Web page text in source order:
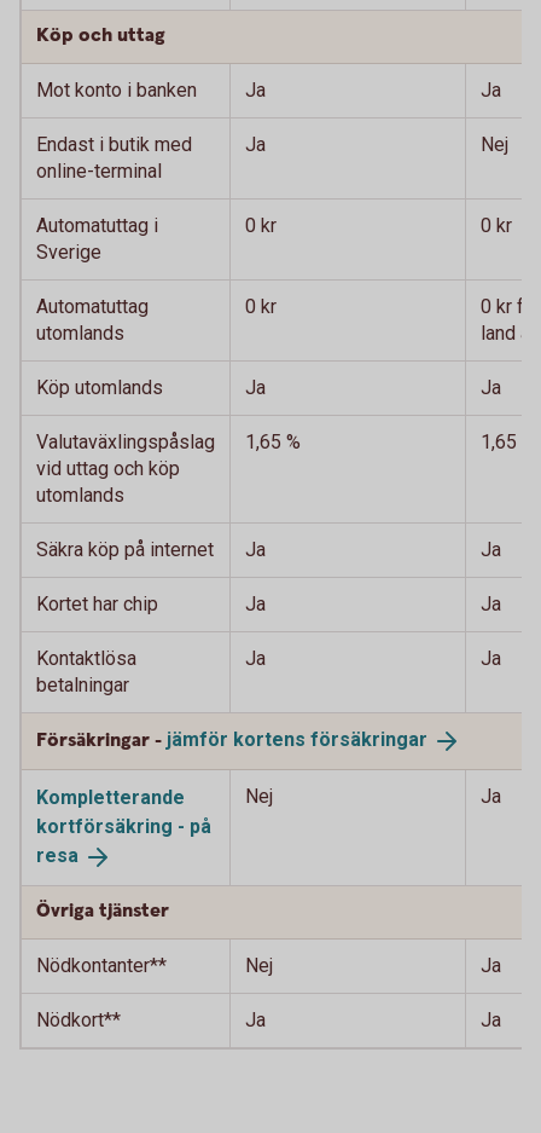
Köp och uttag
Mot konto i banken Ja Ja
Endast i butik med
online-terminal
Ja Nej
Automatuttag i
Sverige
0 kr 0 kr
Automatuttag
utomlands
0 kr
0 kr
land
Köp utomlands Ja Ja
Valutaväxlingspåslag
vid uttag och köp
utomlands
1,65 % 1,65 %
Säkra köp på internet Ja Ja
Kortet har chip Ja Ja
Kontaktlösa
betalningar
Ja Ja
Försäkringar - jämför kortens försäkringar
Kompletterande
kortförsäkring - på
resa
Nej Ja
Övriga tjänster
Nödkontanter** Nej Ja
Nödkort** Ja Ja